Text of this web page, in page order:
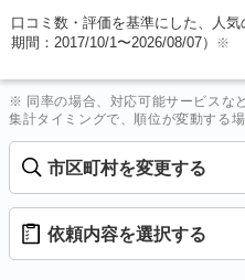
口コミ数・評価を基準にした、人
期間：2017/10/1〜2026/08/07） ※
※ 同率の場合、対応可能サービスな
集計タイミングで、順位が変動する
市区町村を変更する
依頼内容を選択する